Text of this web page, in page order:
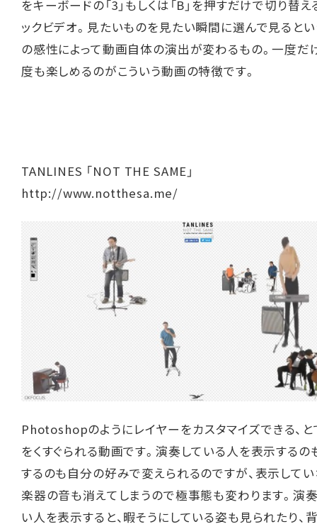
をキーボードの「3」もしくは「B」を押すだけで切り替え
ックビデオ。見たいものを見たい瞬間に選んで見るとい
の感性によって動画自体の演出が変わるもの。一度だ
度も楽しめるのがこういう動画の特徴です。
TANLINES 「NOT THE SAME」
http://www.notthesa.me/
Photoshopのようにレイヤーをカスタマイズできる、
をくすぐられる動画です。演奏している人を表示する
するのも自分の好みで変えられるのですが、表示して
楽器の音も消えてしまうので極事態も変わります。演
い人を表示すると、暇そうにしている姿も見られたり、